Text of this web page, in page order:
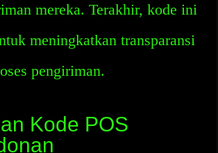
mereka. Terakhir, kode ini
meningkatkan transparansi
pengiriman.
Kode POS